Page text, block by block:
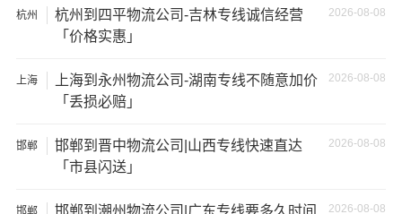
★ 本站所列邯郸到阜阳物流专线费用与时效仅供参考，如
需详细了解最低资费请电话咨询。
运的所有物品；如果您的货物需要临时存放，请尽早最快
杭州 2026-08-08
杭州到四平物流公司-吉林专线诚信经营
「价格实惠」
上海 2026-08-08
上海到永州物流公司-湖南专线不随意加价
「丢损必赔」
邯郸 2026-08-08
邯郸到晋中物流公司|山西专线快速直达
「市县闪送」
邯郸 2026-08-08